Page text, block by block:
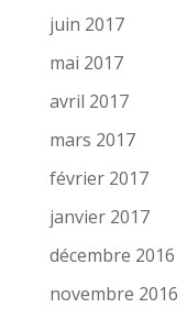
juin 2017
mai 2017
avril 2017
mars 2017
février 2017
janvier 2017
décembre 2016
novembre 2016